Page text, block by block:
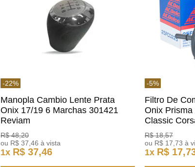
-22%
Manopla Cambio Lente Prata
Onix 17/19 6 Marchas 301421
Reviam
R$ 48,20
ou R$ 37 ,46 à vista
1x R$ 37,46
-5%
Filtro De
Onix
Classic
ACDelco
R$ 18,57
ou R$ 17 ,73 à
1x R$ 17,